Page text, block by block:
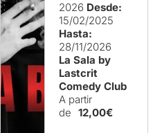
2026 Desde:
15/02/2025
Hasta:
28/11/2026
La Sala by
Lastcrit
Comedy Club
A partir
de 12,00€